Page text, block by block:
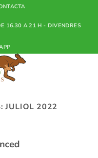
16.30 A 21 H - DIVENDRES
JULIOL 2022